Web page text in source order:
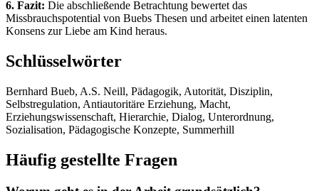
6. Fazit: Die abschließende Betrachtung bewertet das
Missbrauchspotential von Buebs Thesen und arbeitet einen latenten
Konsens zur Liebe am Kind heraus.
Schlüsselwörter
Bernhard Bueb, A.S. Neill, Pädagogik, Autorität, Disziplin,
Selbstregulation, Antiautoritäre Erziehung, Macht,
Erziehungswissenschaft, Hierarchie, Dialog, Unterordnung,
Sozialisation, Pädagogische Konzepte, Summerhill
Häufig gestellte Fragen